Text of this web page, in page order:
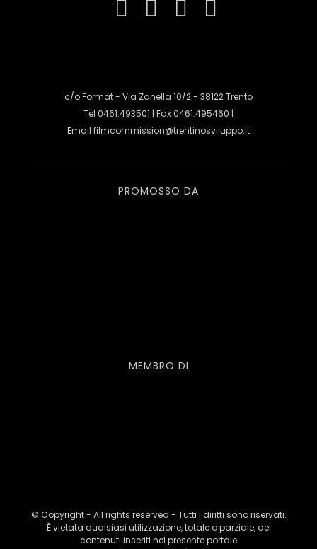
c/o Format - Via Zanella 10/2 - 38122 Trento
Tel 0461.493501 | Fax 0461.495460 |
Email filmcommission@trentinosviluppo.it
PROMOSSO DA
MEMBRO DI
© Copyright - All rights reserved - Tutti i diritti sono riservati.
È vietata qualsiasi utilizzazione, totale o parziale, dei
contenuti inseriti nel presente portale